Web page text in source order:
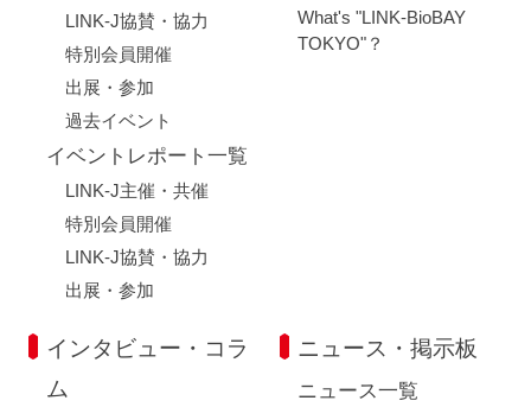
LINK-J協賛・協力
特別会員開催
出展・参加
過去イベント
イベントレポート一覧
LINK-J主催・共催
特別会員開催
LINK-J協賛・協力
出展・参加
What's "LINK-BioBAY
TOKYO"？
インタビュー・コラ
ム
ニュース・掲示板
ニュース一覧